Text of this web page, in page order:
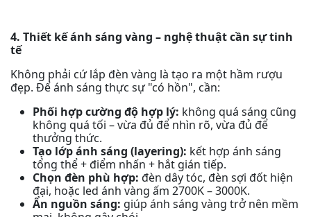
4. Thiết kế ánh sáng vàng – nghệ thuật cần sự tinh
tế
Không phải cứ lắp đèn vàng là tạo ra một hầm rượu
đẹp. Để ánh sáng thực sự "có hồn", cần:
Phối hợp cường độ hợp lý: không quá sáng cũng
không quá tối – vừa đủ để nhìn rõ, vừa đủ để
thưởng thức.
Tạo lớp ánh sáng (layering): kết hợp ánh sáng
tổng thể + điểm nhấn + hắt gián tiếp.
Chọn đèn phù hợp: đèn dây tóc, đèn sợi đốt hiện
đại, hoặc led ánh vàng ấm 2700K – 3000K.
Ẩn nguồn sáng: giúp ánh sáng vàng trở nên mềm